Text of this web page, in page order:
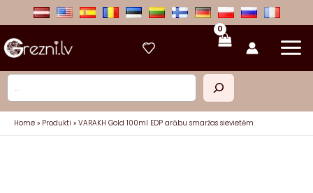
Meklēt
Home Produkti VARAKH Gold 100ml EDP arābu smaržas sievietēm